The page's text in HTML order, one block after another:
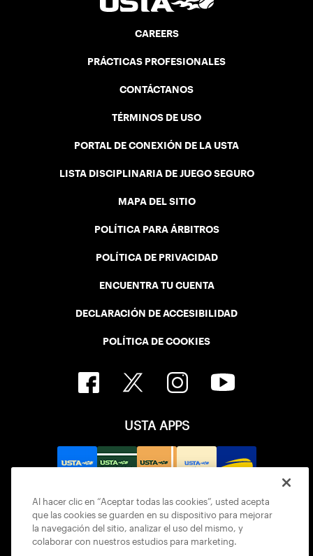
CAREERS
PRÁCTICAS PROFESIONALES
CONTÁCTANOS
TÉRMINOS DE USO
PORTAL DE CONEXIÓN DE LA USTA
LISTA DISCIPLINARIA DE JUEGO SEGURO
MAPA DEL SITIO
POLÍTICA PARA ÁRBITROS
POLÍTICA DE PRIVACIDAD
ENCUENTRA TU CUENTA
DECLARACIÓN DE ACCESIBILIDAD
POLÍTICA DE COOKIES
USTA APPS
Al hacer clic en “Aceptar todas las cookies”, usted acepta
que las cookies se guarden en su dispositivo para mejorar
la navegación del sitio, analizar el uso del mismo, y
colaborar con nuestros estudios para marketing.